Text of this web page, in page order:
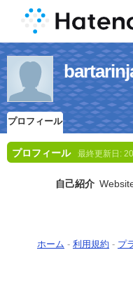
プロフィール
プロフィール 最終更新日:
自己紹介
ホーム - 利用規約 - プ